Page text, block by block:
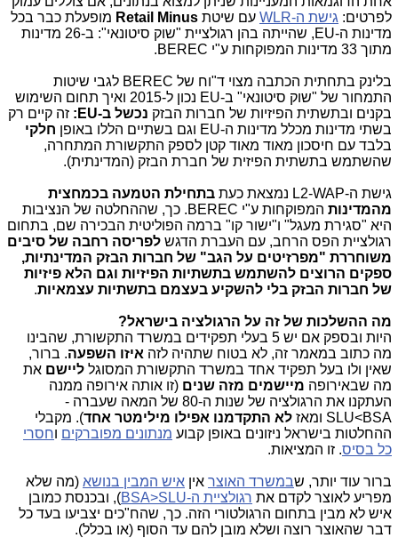
לפרטים: גישת ה-WLR עם שיטת Retail Minus מופעלת כבר בכל
מדינות ה-EU, שהייתה בהן רגולציית "שוק סיטונאי": ב-26 מדינות
מתוך 33 מדינות המפוקחות ע"י BEREC.
בלינק בתחתית הכתבה מצוי ד"וח של BEREC לגבי שיטות
התמחור של "שוק סיטונאי" ב-EU נכון ל-2015 ואיך תחום השימוש
בקנים ובתשתית הפיזיות של חברות הבזק נכשל ב-EU:
זה קיים רק
בשתי מדינות מכלל מדינות ה-EU וגם בשתיים הללו באופן
חלקי
בלבד עם חיסכון מאוד מאוד קטן לספק התקשורת המתחרה,
שהשתמש בתשתית הפיזית של חברת הבזק (המדינתית).
גישת ה-L2-WAP נמצאת כעת
בתחילת הטמעה בכמחצית
מהמדינות
המפוקחות ע"י BEREC. כך, שההחלטה של הנציבות
היא "סגירת מעגל" ו"ישור קו" ברמה הפוליטית הבכירה שם, בתחום
רגולציית הפס הרחב, עם העברת הדגש לפריסה רחבה של סיבים
משוחררת "מפרזיטים על הגב" של חברות הבזק המדינתיות,
ספקים הרוצים להשתמש בתשתיות הפיזיות וגם הלא פיזיות
של חברות הבזק בלי להשקיע בעצמם בתשתיות עצמאיות.
מה ההשלכות של זה על הרגולציה בישראל?
היות ובספק אם יש 5 בעלי תפקידים במשרד התקשורת, שהבינו
מה כתוב במאמר זה, לא בטוח שתהיה לזה איזו השפעה. ברור,
שאין ולו בעל תפקיד אחד במשרד התקשורת המסוגל ליישם את
מה שבאירופה מיישמים מזה שנים (זו אותה אירופה ממנה
העתקנו את הרגולציה של שנות ה-80 של המאה שעברה -
SLU<BSA ומאז
לא התקדמנו אפילו מילימטר אחד). מקבלי
ההחלטות בישראל ניזונים באופן קבוע מנתונים מפוברקים וחסרי
כל בסיס. זו המציאות.
ברור עוד יותר, שבמשרד האוצר אין איש המבין בנושא (מה שלא
מפריע לאוצר לקדם את רגולציית ה-BSA>SLU
), ובכנסת כמובן
איש לא מבין בתחום הרגולטורי הזה. כך, שהח"כים יצביעו בעד כל
דבר שהאוצר רוצה ושלא מובן להם עד הסוף (או בכלל).